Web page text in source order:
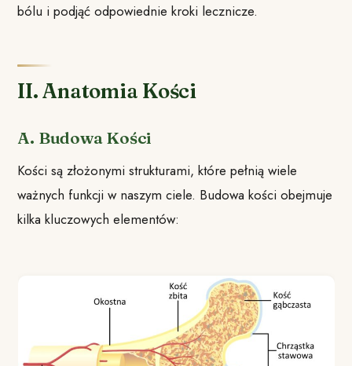
bólu i podjąć odpowiednie kroki lecznicze.
II. Anatomia Kości
A. Budowa Kości
Kości są złożonymi strukturami, które pełnią wiele
ważnych funkcji w naszym ciele. Budowa kości obejmuje
kilka kluczowych elementów: